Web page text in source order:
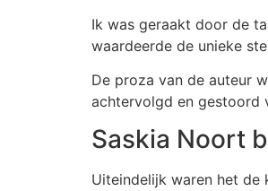
Ik was geraakt door de
waardeerde de unieke
De proza van de auteur
achtervolgd en gestoord
Saskia Noort
Uiteindelijk waren het de